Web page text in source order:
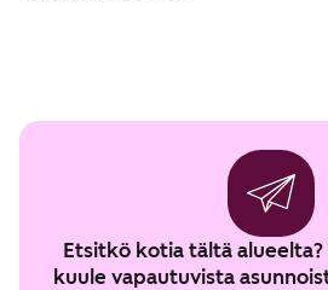
Etsitkö kotia tältä alueelta?
kuule vapautuvista